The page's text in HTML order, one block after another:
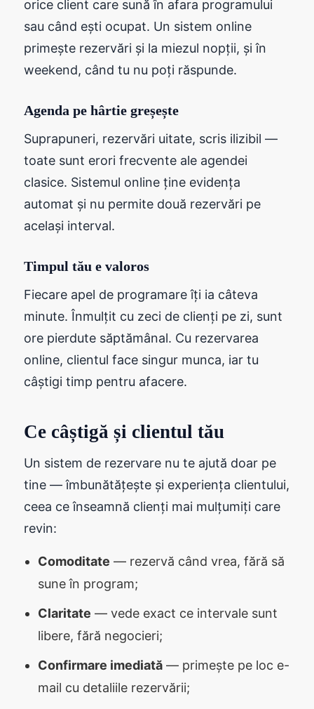
orice client care sună în afara programului
sau când ești ocupat. Un sistem online
primește rezervări și la miezul nopții, și în
weekend, când tu nu poți răspunde.
Agenda pe hârtie greșește
Suprapuneri, rezervări uitate, scris ilizibil —
toate sunt erori frecvente ale agendei
clasice. Sistemul online ține evidența
automat și nu permite două rezervări pe
același interval.
Timpul tău e valoros
Fiecare apel de programare îți ia câteva
minute. Înmulțit cu zeci de clienți pe zi, sunt
ore pierdute săptămânal. Cu rezervarea
online, clientul face singur munca, iar tu
câștigi timp pentru afacere.
Ce câștigă și clientul tău
Un sistem de rezervare nu te ajută doar pe
tine — îmbunătățește și experiența clientului,
ceea ce înseamnă clienți mai mulțumiți care
revin:
Comoditate — rezervă când vrea, fără să
sune în program;
Claritate — vede exact ce intervale sunt
libere, fără negocieri;
Confirmare imediată— primește pe loc e-
mail cu detaliile rezervării;